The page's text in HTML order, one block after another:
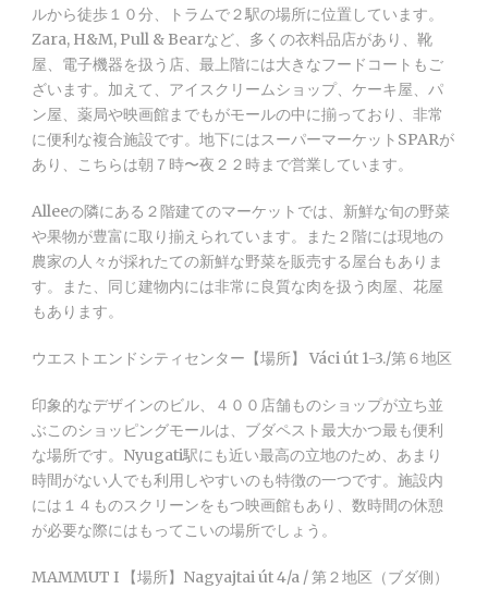
ルから徒歩１０分、トラムで２駅の場所に位置しています。
Zara, H&M, Pull & Bearなど、多くの衣料品店があり、靴
屋、電子機器を扱う店、最上階には大きなフードコートもご
ざいます。加えて、アイスクリームショップ、ケーキ屋、パ
ン屋、薬局や映画館までもがモールの中に揃っており、非常
に便利な複合施設です。地下にはスーパーマーケットSPARが
あり、こちらは朝７時〜夜２２時まで営業しています。
Alleeの隣にある２階建てのマーケットでは、新鮮な旬の野菜
や果物が豊富に取り揃えられています。また２階には現地の
農家の人々が採れたての新鮮な野菜を販売する屋台もありま
す。また、同じ建物内には非常に良質な肉を扱う肉屋、花屋
もあります。
ウエストエンドシティセンター【場所】 Váci út 1-3./第６地区
印象的なデザインのビル、４００店舗ものショップが立ち並
ぶこのショッピングモールは、ブダペスト最大かつ最も便利
な場所です。Nyugati駅にも近い最高の立地のため、あまり
時間がない人でも利用しやすいのも特徴の一つです。施設内
には１４ものスクリーンをもつ映画館もあり、数時間の休憩
が必要な際にはもってこいの場所でしょう。
MAMMUT I 【場所】Nagyajtai út 4/a / 第２地区（ブダ側）